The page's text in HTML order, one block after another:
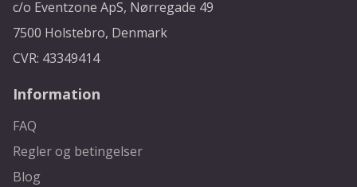
c/o Eventzone ApS, Nørregade 49
7500 Holstebro, Denmark
CVR: 43349414
Information
FAQ
Regler og betingelser
Blog